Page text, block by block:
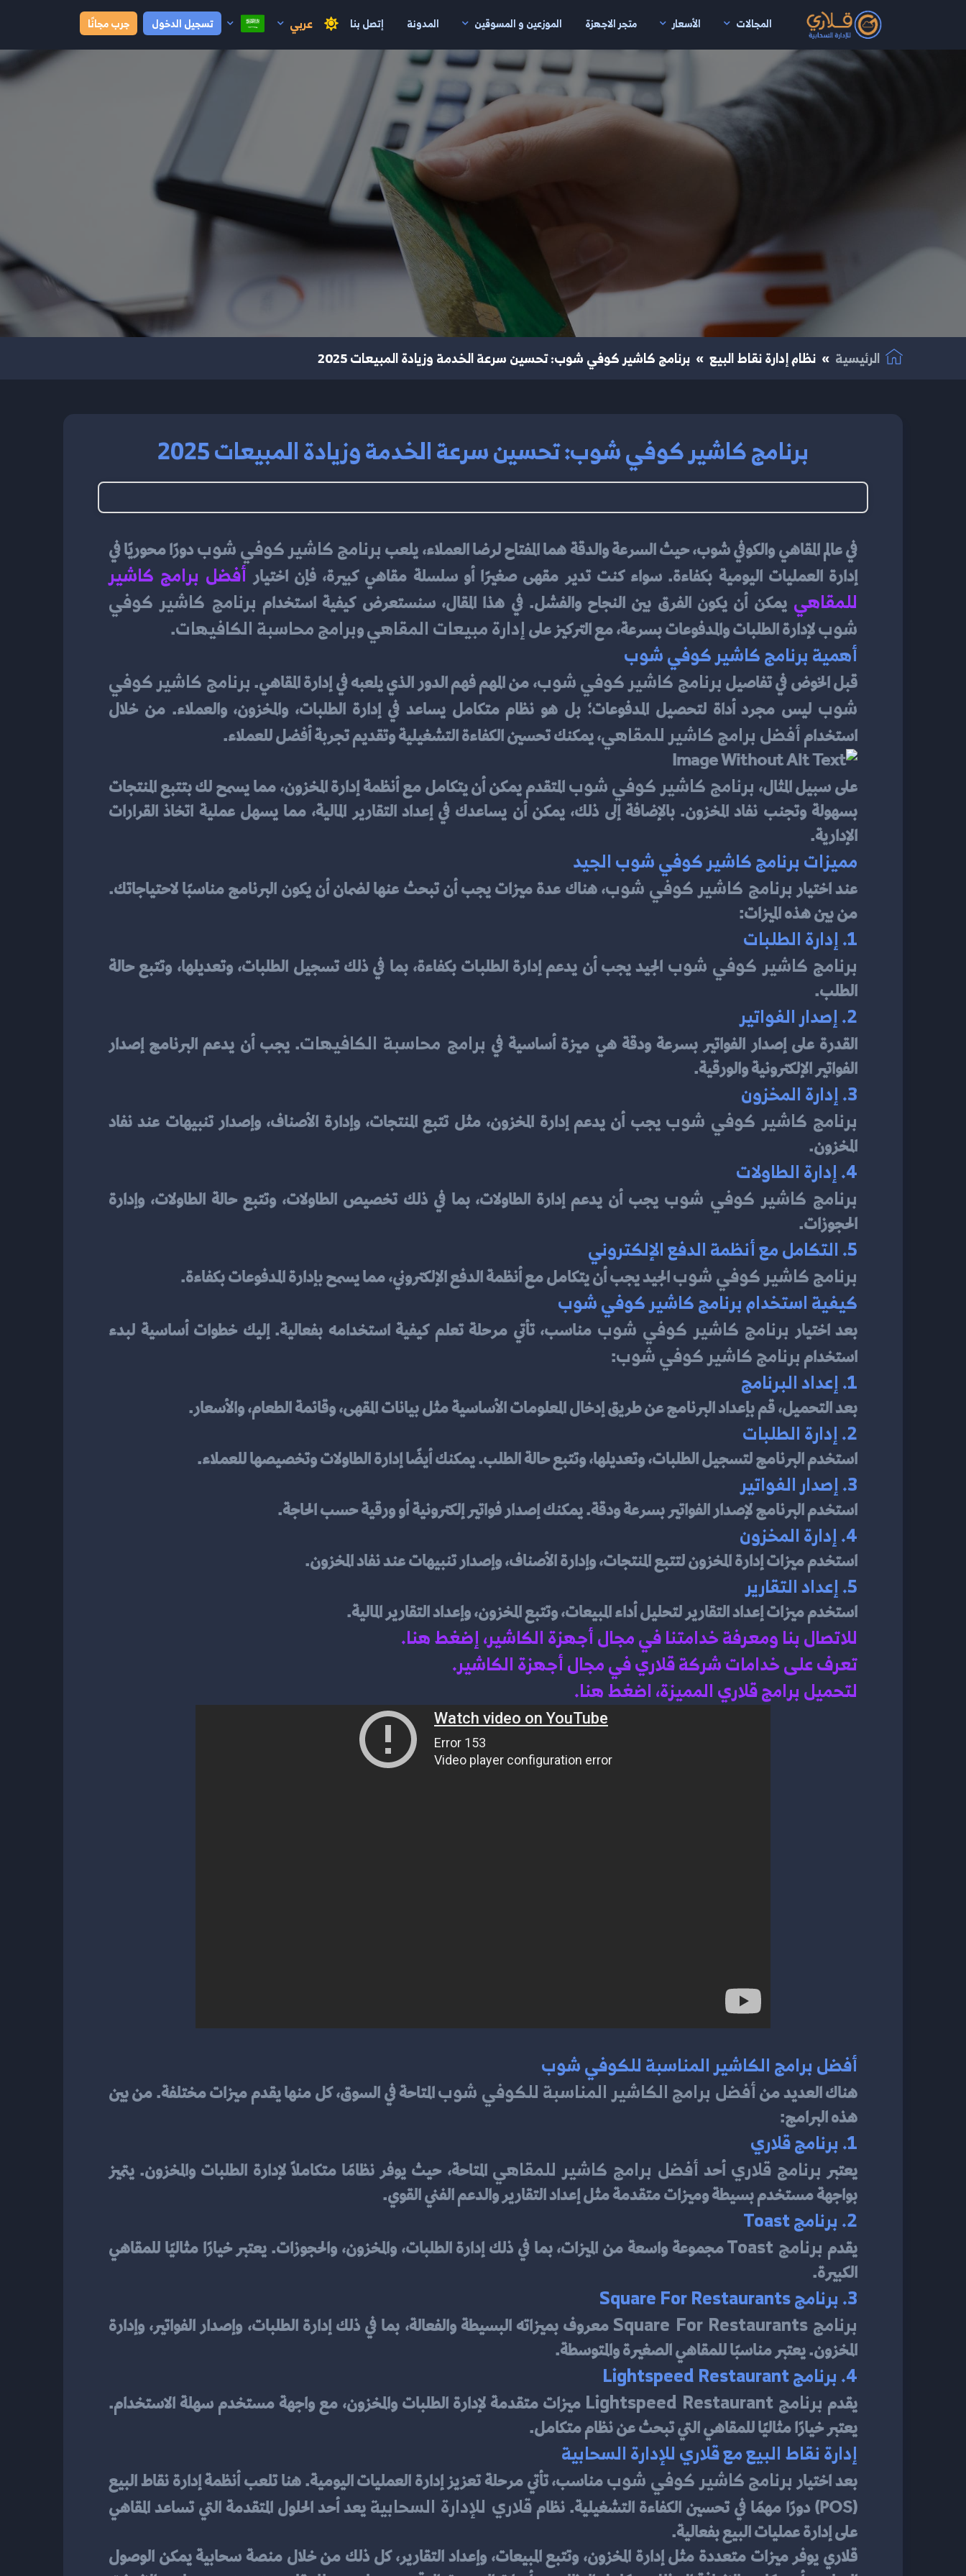
المجالات الأسعار متجر الاجهزة الموزعين و المسوقين المدونة إتصل بنا عربي تسجيل الدخول جرب مجانًا
انتقال إلى المحتوى الرئيسي
الرئيسية نظام إدارة نقاط البيع برنامج كاشير كوفي شوب: تحسين سرعة الخدمة وزيادة المبيعات 2025
برنامج كاشير كوفي شوب: تحسين سرعة الخدمة وزيادة المبيعات 2025
في عالم المقاهي والكوفي شوب، حيث السرعة والدقة هما المفتاح لرضا العملاء، يلعب برنامج كاشير كوفي شوب
إدارة العمليات اليومية بكفاءة. سواء كنت تدير مقهى صغيرًا أو سلسلة مقاهي كبيرة، فإن اختيار
أفضل برامج كاشير
للمقاهي يمكن أن يكون الفرق بين النجاح والفشل. في هذا المقال، سنستعرض كيفية استخدام
شوب لإدارة الطلبات والمدفوعات بسرعة، مع التركيز على إدارة مبيعات المقاهي وبرامج محاسبة الكافيهات.
أهمية برنامج كاشير كوفي شوب
قبل الخوض في تفاصيل برنامج كاشير كوفي شوب، من المهم فهم الدور الذي يلعبه في إدارة المقاهي.
شوب
استخدام أفضل برامج كاشير للمقاهي، يمكنك تحسين الكفاءة التشغيلية وتقديم تجربة أفضل للعملاء.
على سبيل المثال، برنامج كاشير كوفي شوب
الإدارية.
مميزات برنامج كاشير كوفي شوب الجيد
عند اختيار برنامج كاشير كوفي شوب
من بين هذه الميزات:
1. إدارة الطلبات
برنامج كاشير كوفي شوب
الطلب.
2. إصدار الفواتير
القدرة على إصدار الفواتير بسرعة ودقة هي ميزة أساسية في برامج محاسبة الكافيهات . يجب أن يدعم البرنامج إصدار
الفواتير الإلكترونية والورقية.
3. إدارة المخزون
برنامج كاشير كوفي شوب
المخزون.
4. إدارة الطاولات
برنامج كاشير كوفي شوب
الحجوزات.
5. التكامل مع أنظمة الدفع الإلكتروني
برنامج كاشير كوفي شوب الجيد يجب أن يتكامل مع أنظمة الدفع الإلكتروني، مما يسمح بإدارة المدفوعات بكفاءة.
كيفية استخدام برنامج كاشير كوفي شوب
بعد اختيار برنامج كاشير كوفي شوب
استخدام برنامج كاشير كوفي شوب:
1. إعداد البرنامج
بعد التحميل، قم بإعداد البرنامج عن طريق إدخال المعلومات الأساسية مثل بيانات المقهى، وقائمة الطعام، والأسعار.
2. إدارة الطلبات
استخدم البرنامج لتسجيل الطلبات، وتعديلها، وتتبع حالة الطلب. يمكنك أيضًا إدارة الطاولات وتخصيصها للعملاء.
3. إصدار الفواتير
استخدم البرنامج لإصدار الفواتير بسرعة ودقة. يمكنك إصدار فواتير إلكترونية أو ورقية حسب الحاجة.
4. إدارة المخزون
استخدم ميزات إدارة المخزون لتتبع المنتجات، وإدارة الأصناف، وإصدار تنبيهات عند نفاد المخزون.
5. إعداد التقارير
استخدم ميزات إعداد التقارير لتحليل أداء المبيعات، وتتبع المخزون، وإعداد التقارير المالية.
للاتصال بنا ومعرفة خدامتنا في مجال أجهزة الكاشير، إضغط هنا.
تعرف على خدامات شركة قلاري في مجال أجهزة الكاشير.
لتحميل برامج قلاري المميزة، اضغط هنا.
أفضل برامج الكاشير المناسبة للكوفي شوب
هناك العديد من أفضل برامج الكاشير المناسبة للكوفي شوب
هذه البرامج:
1. برنامج قلاري
يعتبر برنامج قلاري أحد أفضل برامج كاشير للمقاهي المتاحة، حيث يوفر نظامًا متكاملًا لإدارة الطلبات والمخزون. يتميز
بواجهة مستخدم بسيطة وميزات متقدمة مثل إعداد التقارير والدعم الفني القوي.
2. برنامج Toast
يقدم برنامج Toast
الكبيرة.
3. برنامج Square For Restaurants
برنامج Square For Restaurants
المخزون. يعتبر مناسبًا للمقاهي الصغيرة والمتوسطة.
4. برنامج Lightspeed Restaurant
يقدم برنامج Lightspeed Restaurant
يعتبر خيارًا مثاليًا للمقاهي التي تبحث عن نظام متكامل.
إدارة نقاط البيع مع قلاري للإدارة السحابية
بعد اختيار برنامج كاشير كوفي شوب
(POS) دورًا مهمًا في تحسين الكفاءة التشغيلية. نظام قلاري للإدارة السحابية
على إدارة عمليات البيع بفعالية.